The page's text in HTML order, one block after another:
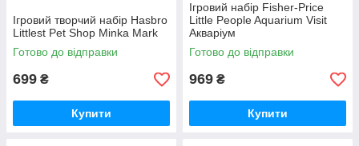
Ігровий творчий набір Hasbro
Littlest Pet Shop Minka Mark
Готово до відправки
699 ₴
Купити
Ігровий набір Fisher-Price
Little People Aquarium Visit
Акваріум
Готово до відправки
969 ₴
Купити